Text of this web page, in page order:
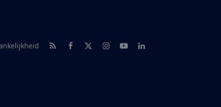
RSS-feed nieuws
Facebook
TwitterInstagram
YoutubeLinkedIn